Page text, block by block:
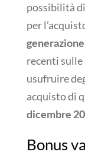
possibilità
per
generazione
recenti sulle
usufruire
acquisto di
dicembre
Bonus